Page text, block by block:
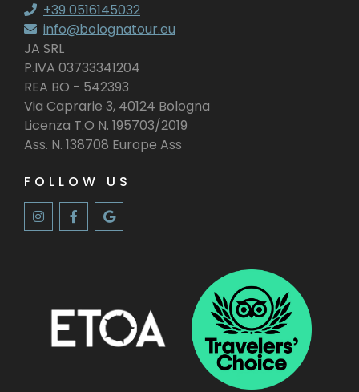
+39 0516145032
info@bolognatour.eu
JA SRL
P.IVA 03733341204
REA BO - 542393
Via Caprarie 3, 40124 Bologna
Licenza T.O N. 195703/2019
Ass. N. 138708 Europe Ass
FOLLOW US